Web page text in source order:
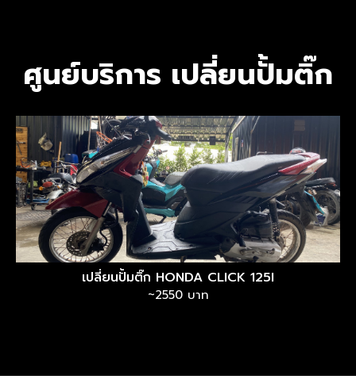
ศูนย์บริการ เปลี่ยนปั้มติ๊ก
เปลี่ยนปั้มติ๊ก HONDA CLICK 125I
~2550 บาท